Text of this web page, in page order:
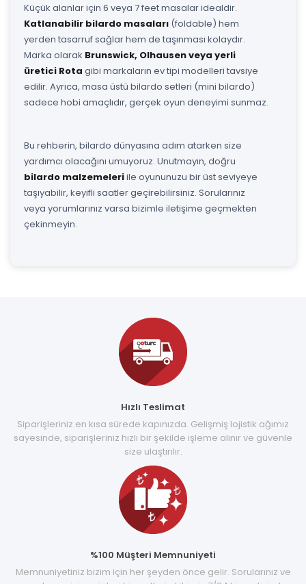
Küçük alanlar için 6 veya 7 feet masalar idealdir.
Katlanabilir bilardo masaları (foldable) hem
yerden tasarruf sağlar hem de taşınması kolaydır.
Marka olarak Brunswick, Olhausen veya yerli
üretici Rota gibi markaların ev tipi modelleri tavsiye
edilir. Ayrıca, masa üstü bilardo setleri (mini bilardo)
sadece hobi amaçlıdır, gerçek oyun deneyimi sunmaz.
Bu rehberin, bilardo dünyasına adım atarken size
yardımcı olacağını umuyoruz. Unutmayın, doğru
bilardo malzemeleriile oyununuzu bir üst seviyeye
taşıyabilir, keyifli saatler geçirebilirsiniz. Sorularınız
veya yorumlarınız varsa bizimle iletişime geçmekten
çekinmeyin.
Hızlı Teslimat
Siparişleriniz en kısa sürede kapınızda. Gelişmiş lojistik ağımız
sayesinde, siparişleriniz hızlı bir şekilde işleme alınır ve güvenle
size ulaştırılır.
%100 Müşteri Memnuniyeti
Memnuniyetiniz bizim için her şeyden önce gelir. Sorularınız ve